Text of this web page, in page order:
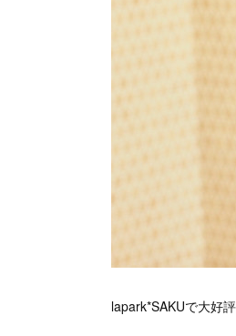
lapark*SAKUで大好